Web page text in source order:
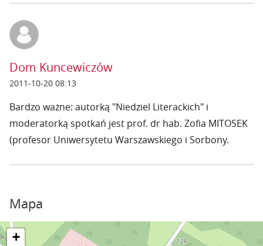
Dom Kuncewiczów
2011-10-20 08:13
Bardzo ważne: autorką "Niedziel Literackich" i
moderatorką spotkań jest prof. dr hab. Zofia MITOSEK
(profesor Uniwersytetu Warszawskiego i Sorbony.
Mapa
+